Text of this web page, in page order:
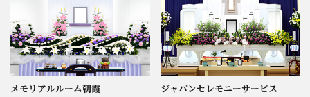
メモリアルルーム朝霞 ジャパンセレモニーサービス